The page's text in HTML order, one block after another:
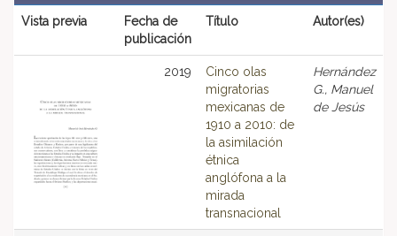
Vista previa
Fecha de
publicación
Título Autor(es)
2019
Cinco olas
migratorias
mexicanas de
1910 a 2010: de
la asimilación
étnica
anglófona a la
mirada
transnacional
Hernández
G., Manuel
de Jesús